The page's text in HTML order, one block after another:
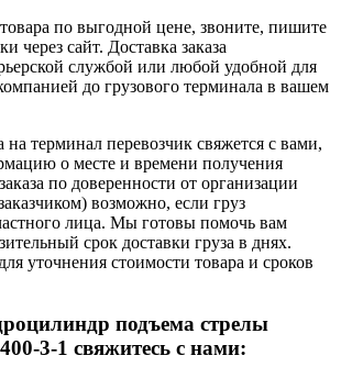
по выгодной цене, звоните, пишите
через сайт. Доставка заказа
службой или любой удобной для
до грузового терминала в вашем
терминал перевозчик свяжется с вами,
о месте и времени получения
по доверенности от организации
возможно, если груз
лица. Мы готовы помочь вам
срок доставки груза в днях.
уточнения стоимости товара и сроков
подъема стрелы
3-1 свяжитесь с нами: